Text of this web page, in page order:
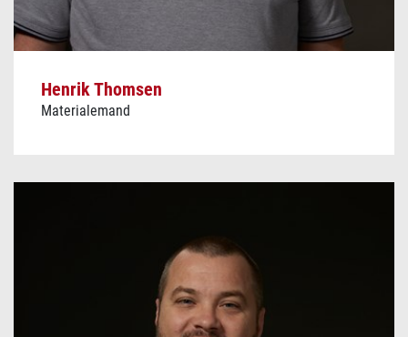
Henrik Thomsen
Materialemand